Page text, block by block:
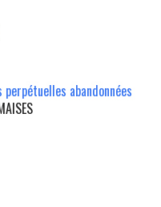
perpétuelles abandonnées